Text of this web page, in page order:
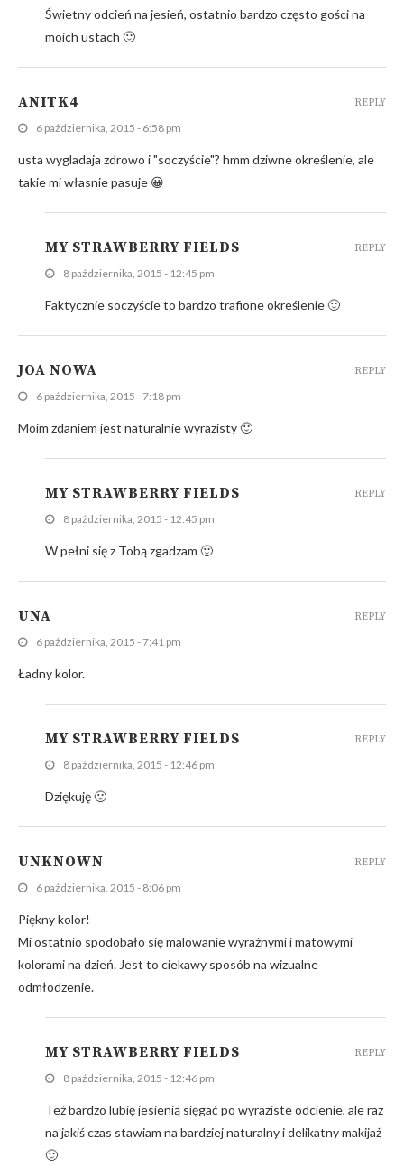
Świetny odcień na jesień, ostatnio bardzo często gości na
moich ustach 🙂
ANITK4
6 października, 2015 - 6:58 pm
usta wygladaja zdrowo i "soczyście"? hmm dziwne określenie, ale
takie mi własnie pasuje 😀
REPLY
MY STRAWBERRY FIELDS
8 października, 2015 - 12:45 pm
Faktycznie soczyście to bardzo trafione określenie 🙂
REPLY
JOA NOWA
6 października, 2015 - 7:18 pm
Moim zdaniem jest naturalnie wyrazisty 🙂
REPLY
MY STRAWBERRY FIELDS
8 października, 2015 - 12:45 pm
W pełni się z Tobą zgadzam 🙂
REPLY
UNA
6 października, 2015 - 7:41 pm
Ładny kolor.
REPLY
MY STRAWBERRY FIELDS
8 października, 2015 - 12:46 pm
Dziękuję 🙂
REPLY
UNKNOWN
6 października, 2015 - 8:06 pm
Piękny kolor!
Mi ostatnio spodobało się malowanie wyraźnymi i matowymi
kolorami na dzień. Jest to ciekawy sposób na wizualne
odmłodzenie.
REPLY
MY STRAWBERRY FIELDS
8 października, 2015 - 12:46 pm
Też bardzo lubię jesienią sięgać po wyraziste odcienie, ale raz
na jakiś czas stawiam na bardziej naturalny i delikatny makijaż
🙂
REPLY